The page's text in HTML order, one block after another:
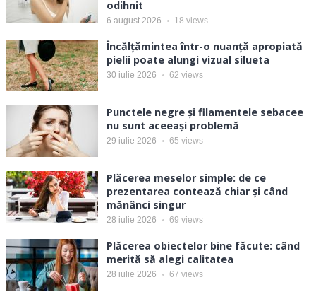
odihnit
6 august 2026 18 views
Încălțămintea într-o nuanță apropiată
pielii poate alungi vizual silueta
30 iulie 2026 62 views
Punctele negre și filamentele sebacee
nu sunt aceeași problemă
29 iulie 2026 65 views
Plăcerea meselor simple: de ce
prezentarea contează chiar și când
mănânci singur
28 iulie 2026 69 views
Plăcerea obiectelor bine făcute: când
merită să alegi calitatea
28 iulie 2026 67 views